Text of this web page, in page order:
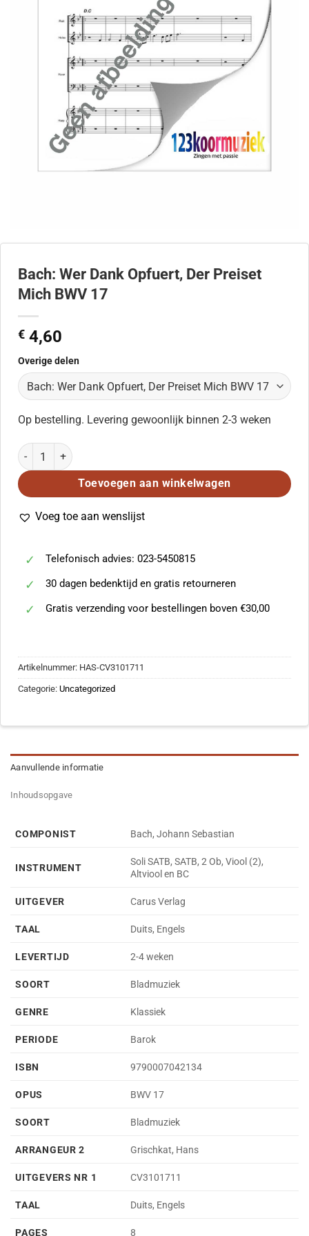
Bach: Wer Dank Opfuert, Der Preiset
Mich BWV 17
€ 4,60
Overige delen
Op bestelling. Levering gewoonlijk binnen 2-3 weken
Bach: Wer Dank Opfuert, Der Preiset Mich BWV 17 aantal
Toevoegen aan winkelwagen
Voeg toe aan wenslijst
Telefonisch advies: 023-5450815
30 dagen bedenktijd en gratis retourneren
Gratis verzending voor bestellingen boven €30,00
Artikelnummer: HAS-CV3101711
Categorie: Uncategorized
Aanvullende informatie
Inhoudsopgave
COMPONIST Bach, Johann Sebastian
INSTRUMENT
Soli SATB, SATB, 2 Ob, Viool (2),
Altviool en BC
UITGEVER Carus Verlag
TAAL Duits, Engels
LEVERTIJD 2-4 weken
SOORT Bladmuziek
GENRE Klassiek
PERIODE Barok
ISBN 9790007042134
OPUS BWV 17
SOORT Bladmuziek
ARRANGEUR 2 Grischkat, Hans
UITGEVERS NR 1 CV3101711
TAAL Duits, Engels
PAGES 8